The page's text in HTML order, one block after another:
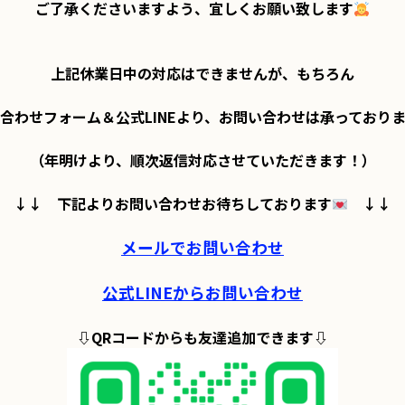
ご了承くださいますよう、宜しくお願い致します
上記休業日中の対応はできませんが、もちろん
わせフォーム＆公式LINEより、お問い合わせは承っており
（年明けより、順次返信対応させていただきます！）
↓↓　下記よりお問い合わせお待ちしております
↓↓
メールでお問い合わせ
公式LINEからお問い合わせ